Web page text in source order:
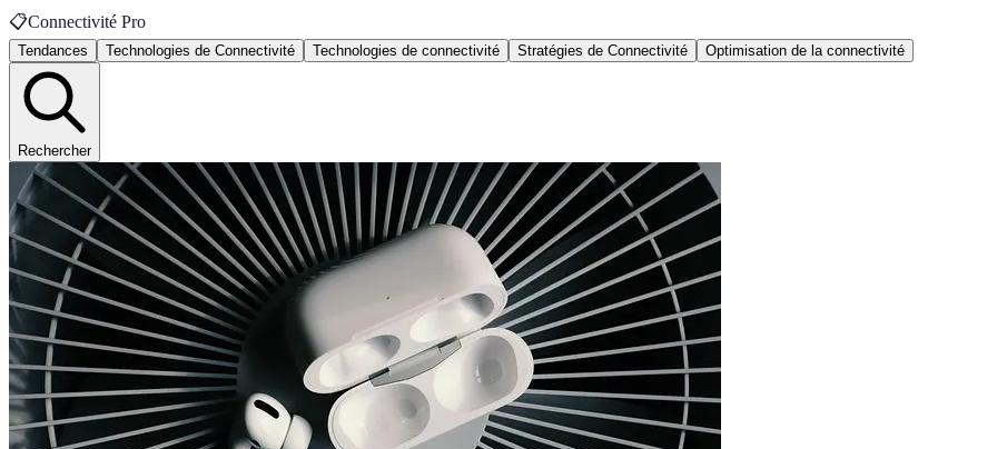
📋Connectivité Pro
Tendances Technologies de Connectivité Technologies de connectivité Stratégies de Connectivité Optimisation de la connectivité
Rechercher